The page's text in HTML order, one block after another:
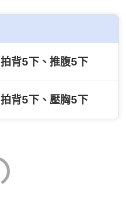
拍背5下、推腹5下
拍背5下、壓胸5下